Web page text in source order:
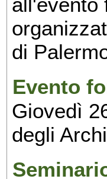
all'evento
di
Evento
Giovedì
degli